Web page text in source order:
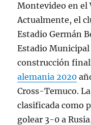
Montevideo en el
Actualmente, el
Estadio Germán
Estadio Municipal
construcción
alemania 2020
Cross-Temuco.
clasificada como
golear 3-0 a